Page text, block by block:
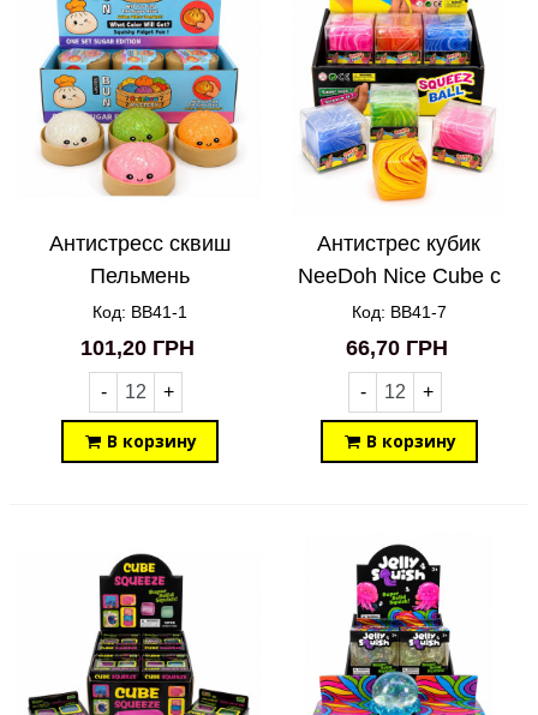
Антистресс сквиш
Пельмень
ФОСФОРНЫЕ 8,5 см
BB41-1
Код: BB41-1
101,20 ГРН
- +
В корзину
Антистрес кубик
NeeDoh Nice Cube с
наполнением BB41-7
Код: BB41-7
66,70 ГРН
- +
В корзину